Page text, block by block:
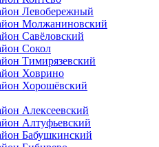
Левобережный
Молжаниновский
Савёловский
Сокол
Тимирязевский
Ховрино
Хорошёвский
Алексеевский
Алтуфьевский
Бабушкинский